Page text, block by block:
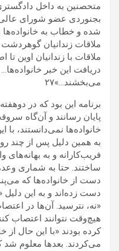
متحصنين به داخل
بجنوردى عضو شوراى
شده و خطاب به خانواده‌ها
ملاقات زندانيان
ملاقات با زندانيان اوين
دريافت اين خبر
مى‌بخشند…»٢٧
برنامه اين بود كه در
پايان رسانند و آن‌گاه
خانواده‌ها نمی‌دانستند، با
به همین دلیل پس از چند
فريب‌کارانه و به
دست از خانواده‌ها كه
دست زده‌اند و به اين دليل
«نه، نترسيد. آن‌ها در
كرده بودند «با اين حال از
مى‌كردند. بعدها معلوم شد